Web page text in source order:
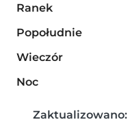
Ranek
Popołudnie
Wieczór
Noc
Zaktualizowano: